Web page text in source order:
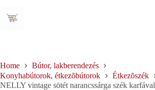
content
Home
Bútor, lakberendezés
Konyhabútorok, étkezõbútorok
Étkezõszék
NELLY vintage sötét narancssárga szék karfával